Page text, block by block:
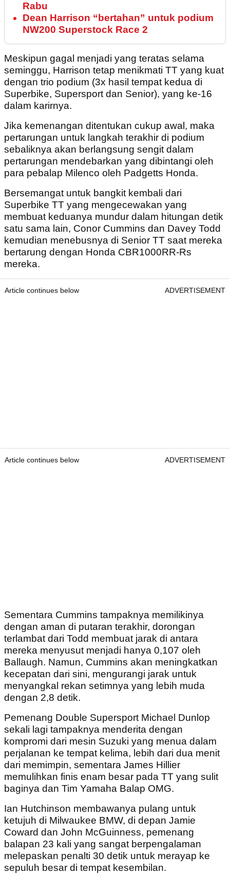
Rabu
Dean Harrison “bertahan” untuk podium
NW200 Superstock Race 2
Meskipun gagal menjadi yang teratas selama
seminggu, Harrison tetap menikmati TT yang kuat
dengan trio podium (3x hasil tempat kedua di
Superbike, Supersport dan Senior), yang ke-16
dalam karirnya.
Jika kemenangan ditentukan cukup awal, maka
pertarungan untuk langkah terakhir di podium
sebaliknya akan berlangsung sengit dalam
pertarungan mendebarkan yang dibintangi oleh
para pebalap Milenco oleh Padgetts Honda.
Bersemangat untuk bangkit kembali dari
Superbike TT yang mengecewakan yang
membuat keduanya mundur dalam hitungan detik
satu sama lain, Conor Cummins dan Davey Todd
kemudian menebusnya di Senior TT saat mereka
bertarung dengan Honda CBR1000RR-Rs
mereka.
Article continues below ADVERTISEMENT
Article continues below ADVERTISEMENT
Sementara Cummins tampaknya memilikinya
dengan aman di putaran terakhir, dorongan
terlambat dari Todd membuat jarak di antara
mereka menyusut menjadi hanya 0,107 oleh
Ballaugh. Namun, Cummins akan meningkatkan
kecepatan dari sini, mengurangi jarak untuk
menyangkal rekan setimnya yang lebih muda
dengan 2,8 detik.
Pemenang Double Supersport Michael Dunlop
sekali lagi tampaknya menderita dengan
kompromi dari mesin Suzuki yang menua dalam
perjalanan ke tempat kelima, lebih dari dua menit
dari memimpin, sementara James Hillier
memulihkan finis enam besar pada TT yang sulit
baginya dan Tim Yamaha Balap OMG.
Ian Hutchinson membawanya pulang untuk
ketujuh di Milwaukee BMW, di depan Jamie
Coward dan John McGuinness, pemenang
balapan 23 kali yang sangat berpengalaman
melepaskan penalti 30 detik untuk merayap ke
sepuluh besar di tempat kesembilan.